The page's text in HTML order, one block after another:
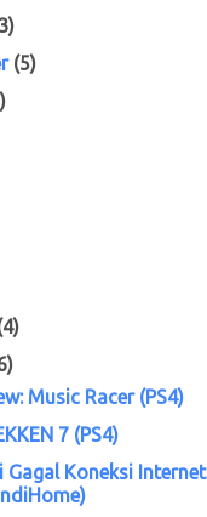
(5)
Music Racer (PS4)
7 (PS4)
Gagal Koneksi Internet